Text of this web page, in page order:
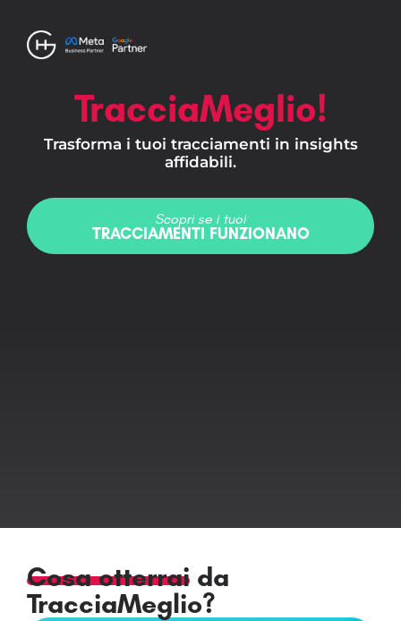
TracciaMeglio!
Trasforma i tuoi tracciamenti in insights
affidabili.
Scopri se i tuoi
TRACCIAMENTI FUNZIONANO
Cosa otterrai da
TracciaMeglio?